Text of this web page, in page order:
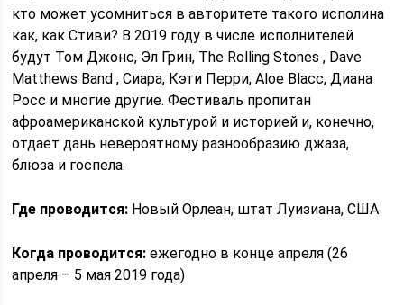
кто может усомниться в авторитете такого исполина
как, как Стиви? В 2019 году в числе исполнителей
будут Том Джонс, Эл Грин, The Rolling Stones , Dave
Matthews Band , Сиара, Кэти Перри, Aloe Blacc, Диана
Росс и многие другие. Фестиваль пропитан
афроамериканской культурой и историей и, конечно,
отдает дань невероятному разнообразию джаза,
блюза и госпела.
Где проводится: Новый Орлеан, штат Луизиана, США
Когда проводится: ежегодно в конце апреля (26
апреля – 5 мая 2019 года)